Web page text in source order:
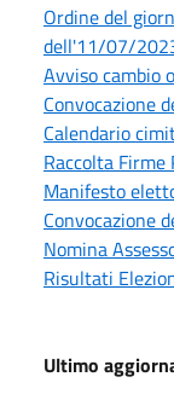
Ordine del
dell'11/07/
Avviso cambio
Convocazione
Calendario
Raccolta Firme
Manifesto
Convocazione
Nomina
Risultati
Ultimo